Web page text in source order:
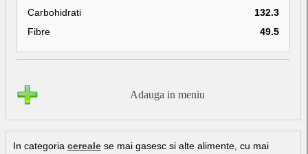
Carbohidrati
132.3
Fibre
49.5
Adauga in meniu
In categoria cereale se mai gasesc si alte alimente, cu mai